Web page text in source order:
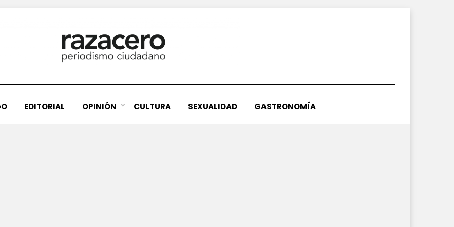
EDITORIAL OPINIÓN CULTURA SEXUALIDAD GASTRONOMÍA